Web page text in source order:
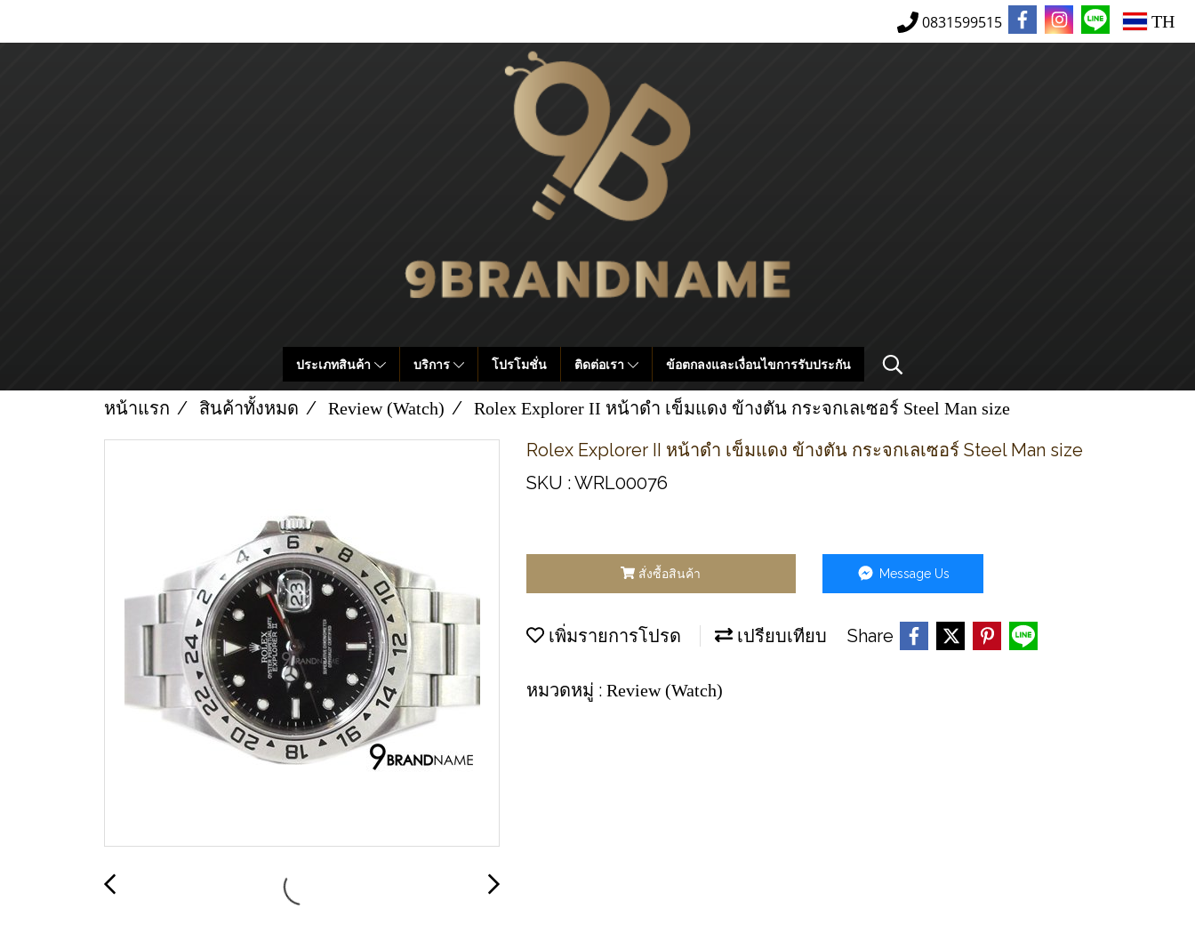
0831599515 TH
ประเภทสินค้า บริการ โปรโมชั่น ติดต่อเรา ข้อตกลงและเงื่อนไขการรับประกัน
หน้าแรก สินค้าทั้งหมด Review (Watch) Rolex Explorer II หน้าดำ เข็มแดง ข้างตัน กระจกเลเซอร์ Steel Man size
Rolex Explorer II หน้าดำ เข็มแดง ข้างตัน กระจกเลเซอร์ Steel Man size
SKU : WRL00076
สั่งซื้อสินค้า Message Us
เพิ่มรายการโปรด เปรียบเทียบ Share
หมวดหมู่ : Review (Watch)